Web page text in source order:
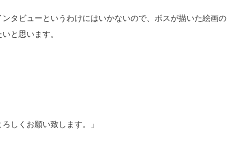
タビューというわけにはいかないので、ボスが描いた絵画の
と思います。
ろしくお願い致します。」